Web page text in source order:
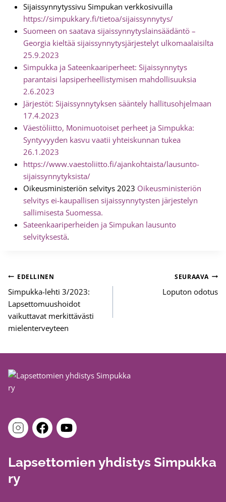
Sijaissynnytyssivu Simpukan verkkosivuilla
https://simpukkary.fi/tietoa/sijaissynnytys/
Suomeen on saatava sijaissynnytyslainsäädäntö –
Georgia kieltää sijaissynnytysjärjestelyt ulkomaalaisilta
25.9.2023
Simpukka ja Sateenkaariperheet: Sijaissynnytys
parantaisi lapsiperheellistymisen mahdollisuuksia
2.6.2023
Järjestöt: Sijaissynnytyksen sääntely hallitusohjelmaan
17.4.2023
Väestöliitto, Monimuotoiset perheet ja Simpukka:
Syntyvyyden kasvu vaatii yhteiskunnan tukea
26.1.2023
https://www.vaestoliitto.fi/ajankohtaista/lausunto-
sijaissynnytyksista/
Oikeusministeriön selvitys 2023 Oikeusministeriön
selvitys ei-kaupallisen sijaissynnytysten järjestelyn
sallimisesta Suomessa.
Sateenkaariperheiden ja Simpukan lausunto
selvityksestä.
Artikkelien
selaus
EDELLINEN
Simpukka-lehti 3/2023:
Lapsettomuushoidot
vaikuttavat merkittävästi
mielenterveyteen
SEURAAVA
Loputon odotus
Lapsettomien yhdistys Simpukka
ry